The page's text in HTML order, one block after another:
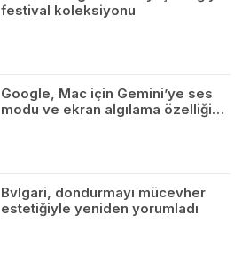
festival koleksiyonu
Google, Mac için Gemini’ye ses
modu ve ekran algılama özelliği…
Bvlgari, dondurmayı mücevher
estetiğiyle yeniden yorumladı